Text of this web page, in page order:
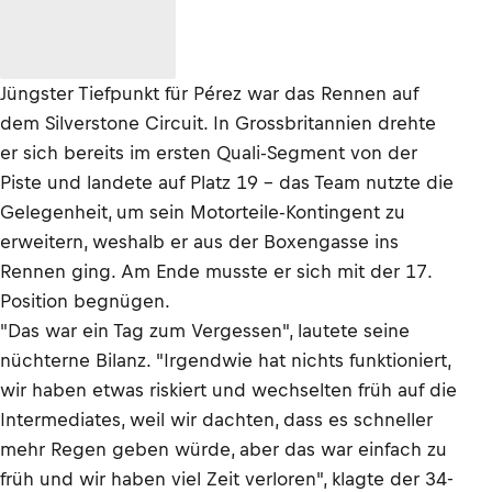
Jüngster Tiefpunkt für Pérez war das Rennen auf
dem Silverstone Circuit. In Grossbritannien drehte
er sich bereits im ersten Quali-Segment von der
Piste und landete auf Platz 19 – das Team nutzte die
Gelegenheit, um sein Motorteile-Kontingent zu
erweitern, weshalb er aus der Boxengasse ins
Rennen ging. Am Ende musste er sich mit der 17.
Position begnügen.
"Das war ein Tag zum Vergessen", lautete seine
nüchterne Bilanz. "Irgendwie hat nichts funktioniert,
wir haben etwas riskiert und wechselten früh auf die
Intermediates, weil wir dachten, dass es schneller
mehr Regen geben würde, aber das war einfach zu
früh und wir haben viel Zeit verloren", klagte der 34-